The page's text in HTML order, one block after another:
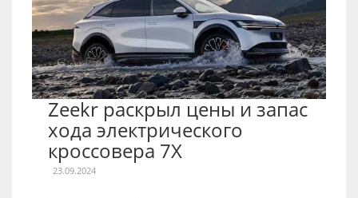
Zeekr раскрыл цены и запас
хода электрического
кроссовера 7X
23.09.2024